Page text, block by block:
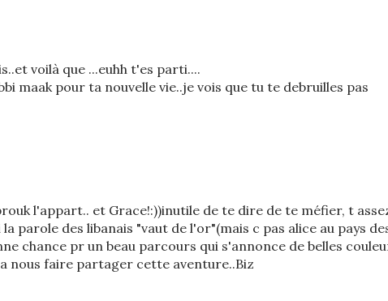
voilà que ...euhh t'es parti....
maak pour ta nouvelle vie..je vois que tu te debruilles pas
l'appart.. et Grace!:))inutile de te dire de te méfier, t
parole des libanais "vaut de l'or"(mais c pas alice au pays
chance pr un beau parcours qui s'annonce de belles
nous faire partager cette aventure..Biz